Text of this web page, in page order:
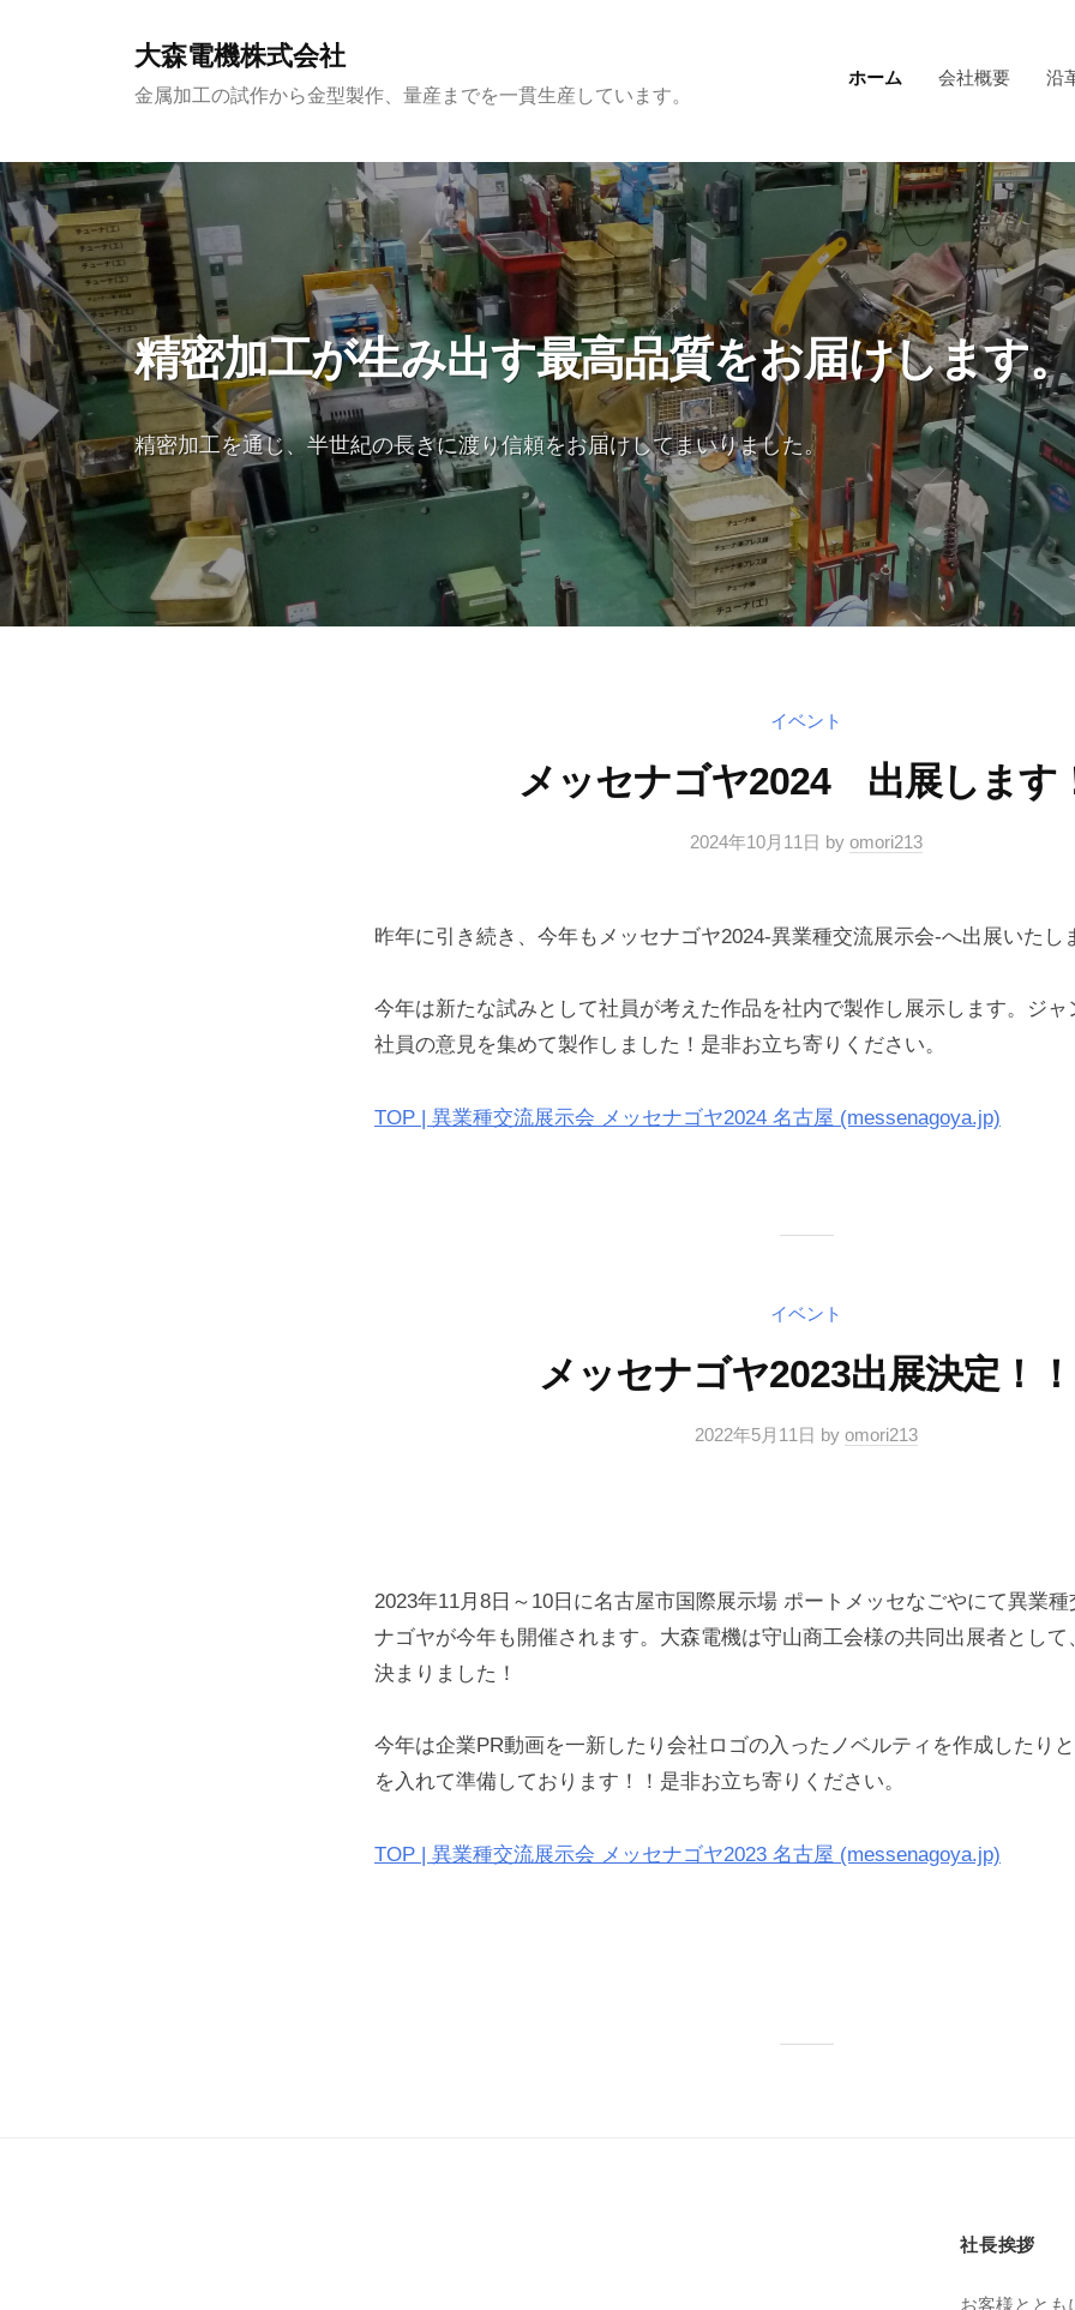
ツ
へ
ス
キ
ッ
プ
大森電機株式会社
金属加工の試作から金型製作、量産までを一貫生産しています。
ホーム 会社概要 沿
精密加工が生み出す最高品質をお届けします。
精密加工を通じ、半世紀の長きに渡り信頼をお届けしてまいりました。
イベント
メッセナゴヤ2024 出展します
2024年10月11日 by omori213
昨年に引き続き、今年もメッセナゴヤ2024-異業種交流展示会-へ出展いたし
今年は新たな試みとして社員が考えた作品を社内で製作し展示します。ジ
社員の意見を集めて製作しました！是非お立ち寄りください。
TOP | 異業種交流展示会 メッセナゴヤ2024 名古屋 (messenagoya.jp)
イベント
メッセナゴヤ2023出展決定！！
2022年5月11日 by omori213
2023年11月8日～10日に名古屋市国際展示場 ポートメッセなごやにて異業
ナゴヤが今年も開催されます。大森電機は守山商工会様の共同出展者とし
決まりました！
今年は企業PR動画を一新したり会社ロゴの入ったノベルティを作成したり
を入れて準備しております！！是非お立ち寄りください。
TOP | 異業種交流展示会 メッセナゴヤ2023 名古屋 (messenagoya.jp)
社長挨拶
お客様とと